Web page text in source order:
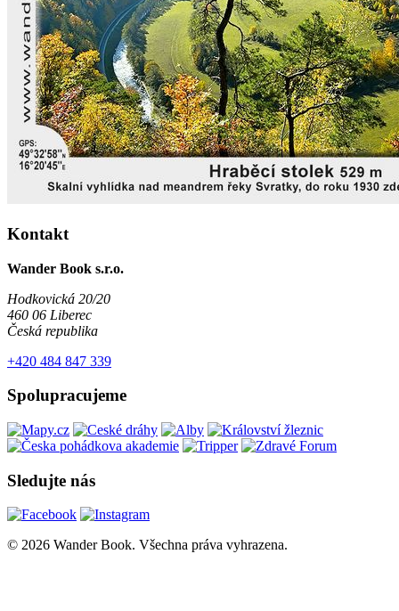
Kontakt
Wander Book s.r.o.
Hodkovická 20/20
460 06 Liberec
Česká republika
+420 484 847 339
Spolupracujeme
Sledujte nás
© 2026 Wander Book. Všechna práva vyhrazena.